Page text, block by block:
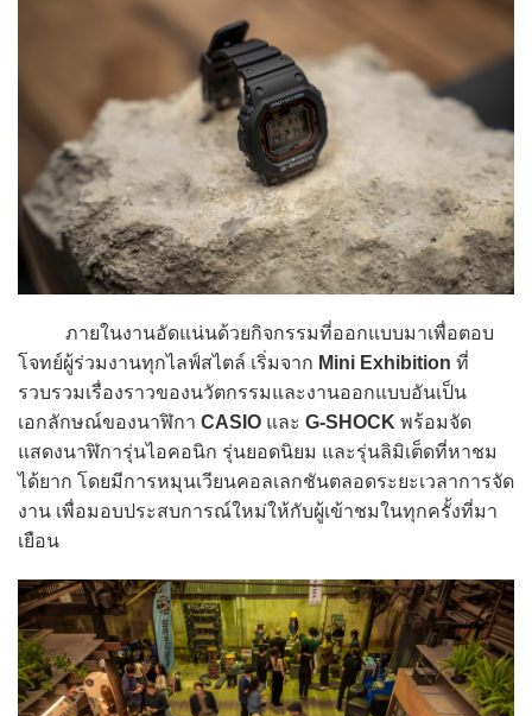
ภายในงานอัดแน่นด้วยกิจกรรมที่ออกแบบมาเพื่อตอบ
โจทย์ผู้ร่วมงานทุกไลฟ์สไตล์ เริ่มจาก Mini Exhibition ที่
รวบรวมเรื่องราวของนวัตกรรมและงานออกแบบอันเป็น
เอกลักษณ์ของนาฬิกา CASIO และ G-SHOCK พร้อมจัด
แสดงนาฬิการุ่นไอคอนิก รุ่นยอดนิยม และรุ่นลิมิเต็ดที่หาชม
ได้ยาก โดยมีการหมุนเวียนคอลเลกชันตลอดระยะเวลาการจัด
งาน เพื่อมอบประสบการณ์ใหม่ให้กับผู้เข้าชมในทุกครั้งที่มา
เยือน